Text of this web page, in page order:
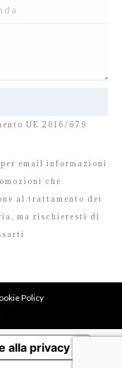
UE 2016/679
email informazioni
che
al trattamento dei
ma rischieresti di
Policy
alla privacy